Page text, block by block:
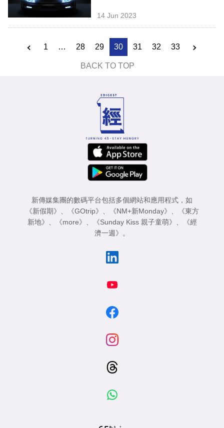
14 Jun 2023
1 … 28 29 30 31 32 33
BACK TO TOP
新傳媒集團的數碼平台包括多個網站和應用程式，如
《新假期》 、 《GOtrip》 、 《NM+新Monday》 、
《東方
新地》 、 《more》 、 《Sunday Kiss 親子童萌》 、
《經
濟一週》 。